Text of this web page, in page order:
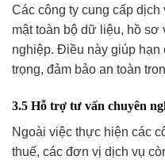
Các công ty cung cấp dịch
mật toàn bộ dữ liệu, hồ sơ
nghiệp. Điều này giúp hạn
trọng, đảm bảo an toàn
3.5 Hỗ trợ tư vấn chuyên
Ngoài việc thực hiện các
thuế, các đơn vị dịch vụ